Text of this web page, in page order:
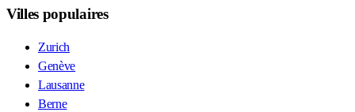
Villes populaires
Zurich
Genève
Lausanne
Berne